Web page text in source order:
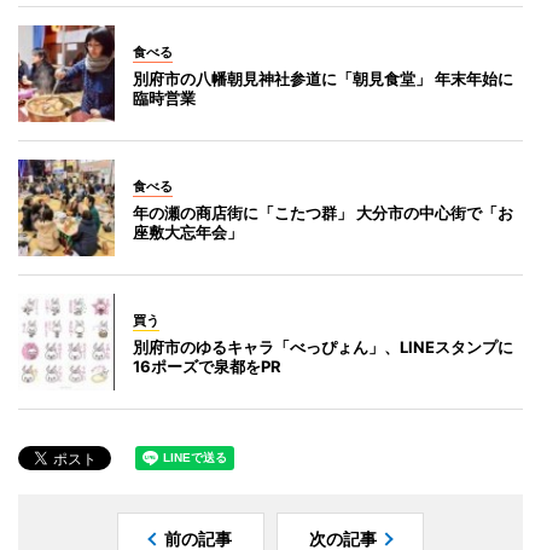
食べる
別府市の八幡朝見神社参道に「朝見食堂」 年末年始に
臨時営業
食べる
年の瀬の商店街に「こたつ群」 大分市の中心街で「お
座敷大忘年会」
買う
別府市のゆるキャラ「べっぴょん」、LINEスタンプに
16ポーズで泉都をPR
前の記事 次の記事